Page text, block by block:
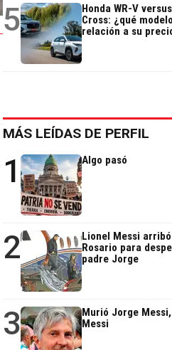
5
Honda WR-V
Cross: ¿qué
relación a su
MÁS LEÍDAS DE PERFIL
1 Algo pasó
2
Lionel Messi
Rosario para
padre Jorge
3
Murió Jorge
Messi